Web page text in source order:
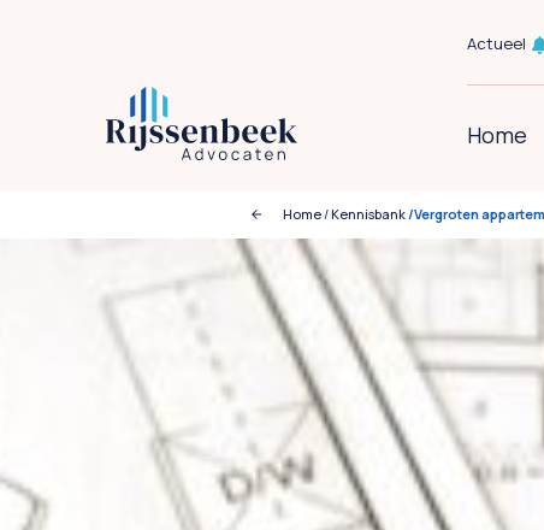
Actueel
Home
Home/Kennisbank/Vergroten